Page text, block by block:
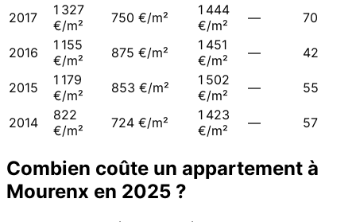
2017
1 327
€/m²
750 €/m²
1 444
€/m²
— 70
2016
1 155
€/m²
875 €/m²
1 451
€/m²
— 42
2015
1 179
€/m²
853 €/m²
1 502
€/m²
— 55
2014
822
€/m²
724 €/m²
1 423
€/m²
— 57
Combien coûte un appartement à
Mourenx en 2025 ?